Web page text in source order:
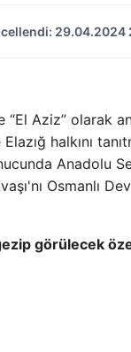
29.04.2024
“El Aziz”
halkını
Anadolu
Osmanlı
görülecek